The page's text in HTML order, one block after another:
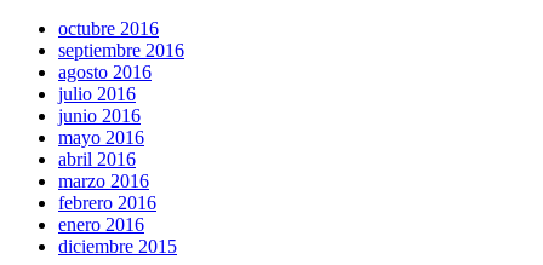
octubre 2016
septiembre 2016
agosto 2016
julio 2016
junio 2016
mayo 2016
abril 2016
marzo 2016
febrero 2016
enero 2016
diciembre 2015